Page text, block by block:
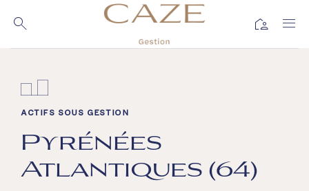
contenu
location_away
ACTIFS SOUS GESTION
Pyrénées
Atlantiques (64)